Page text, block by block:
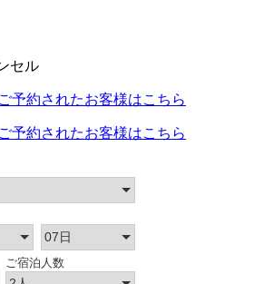
セル
予約されたお客様はこちら
予約されたお客様はこちら